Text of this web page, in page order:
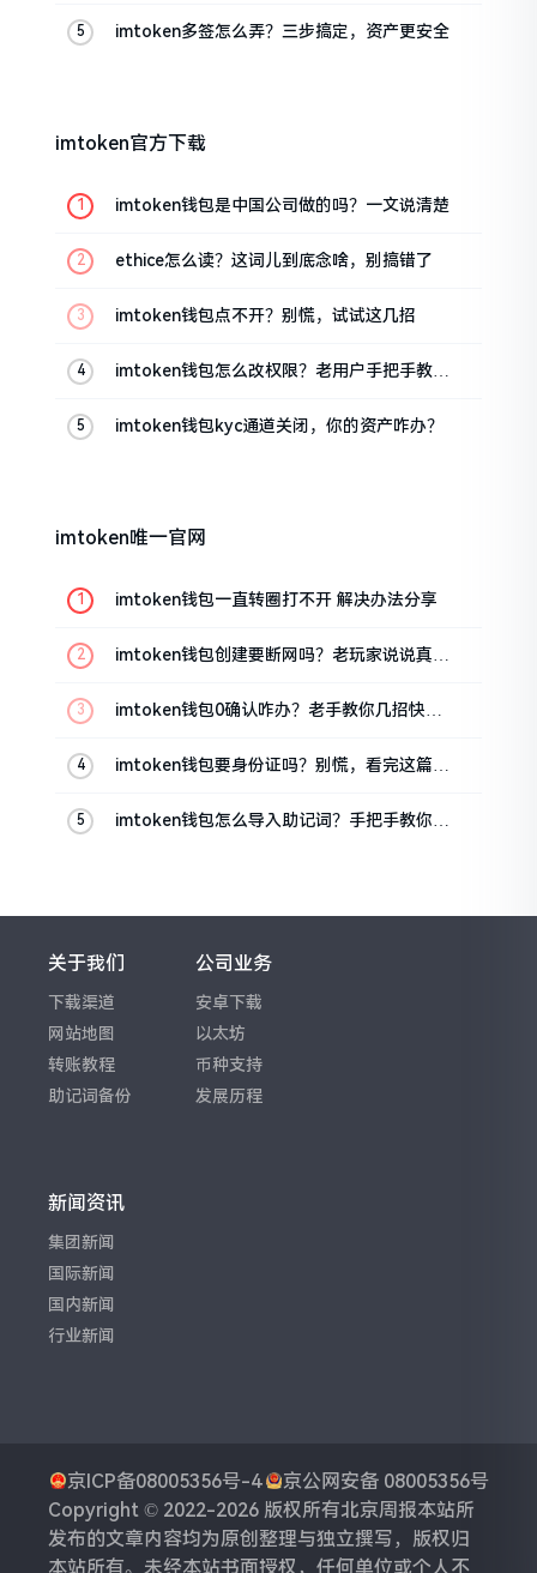
imtoken多签怎么弄？三步搞定，资产更安全
imtoken官方下载
imtoken钱包是中国公司做的吗？一文说清楚
ethice怎么读？这词儿到底念啥，别搞错了
imtoken钱包点不开？别慌，试试这几招
imtoken钱包怎么改权限？老用户手把手教你
imtoken钱包kyc通道关闭，你的资产咋办？
imtoken唯一官网
imtoken钱包一直转圈打不开 解决办法分享
imtoken钱包创建要断网吗？老玩家说说真实
imtoken钱包0确认咋办？老手教你几招快速
imtoken钱包要身份证吗？别慌，看完这篇就
imtoken钱包怎么导入助记词？手把手教你找
关于我们
下载渠道
网站地图
转账教程
助记词备份
公司业务
安卓下载
以太坊
币种支持
发展历程
新闻资讯
集团新闻
国际新闻
国内新闻
行业新闻
京ICP备08005356号-4
京公网安备 08005356号
Copyright © 2022-2026 版权所有北京周报本站所
发布的文章内容均为原创整理与独立撰写，版权归
本站所有。未经本站书面授权，任何单位或个人不